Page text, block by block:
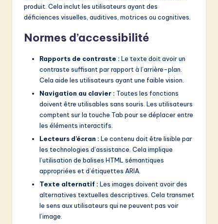
produit. Cela inclut les utilisateurs ayant des
déficiences visuelles, auditives, motrices ou cognitives.
Normes d’accessibilité
Rapports de contraste : Le texte doit avoir un
contraste suffisant par rapport à l’arrière-plan.
Cela aide les utilisateurs ayant une faible vision.
Navigation au clavier : Toutes les fonctions
doivent être utilisables sans souris. Les utilisateurs
comptent sur la touche Tab pour se déplacer entre
les éléments interactifs.
Lecteurs d’écran : Le contenu doit être lisible par
les technologies d’assistance. Cela implique
l’utilisation de balises HTML sémantiques
appropriées et d’étiquettes ARIA.
Texte alternatif : Les images doivent avoir des
alternatives textuelles descriptives. Cela transmet
le sens aux utilisateurs qui ne peuvent pas voir
l’image.